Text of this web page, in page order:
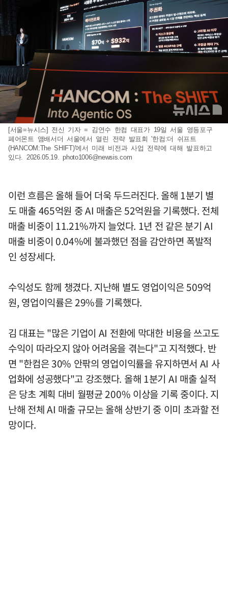
[서울=뉴시스] 전신 기자 = 김연수 한컴 대표가 19일 서울 영등포구
페어몬트 앰배서더 서울에서 열린 전략 발표회 '한컴:더 쉬프트
(HANCOM:The SHIFT)'에서 미래 비전과 사업 전략에 대해 발표하고
있다. 2026.05.19.photo1006@newsis.com
이런 흐름은 올해 들어 더욱 두드러진다. 올해 1분기 별
도 매출 465억원 중 AI 매출은 52억원을 기록했다. 전체
매출 비중이 11.21%까지 늘었다. 1년 전 같은 분기 AI
매출 비중이 0.04%에 불과했던 점을 감안하면 폭발적
인 성장세다.
수익성도 함께 챙겼다. 지난해 별도 영업이익은 509억
원, 영업이익률은 29%를 기록했다.
김 대표는 "많은 기업이 AI 전환에 막대한 비용을 쓰고도
수익이 따라오지 않아 어려움을 겪는다"고 지적했다. 반
면 "한컴은 30% 안팎의 영업이익률을 유지하면서 AI 사
업화에 성공했다"고 강조했다. 올해 1분기 AI 매출 실적
은 당초 계획 대비 월평균 200% 이상을 기록 중이다. 지
난해 전체 AI 매출 규모는 올해 상반기 중 이미 초과할 전
망이다.